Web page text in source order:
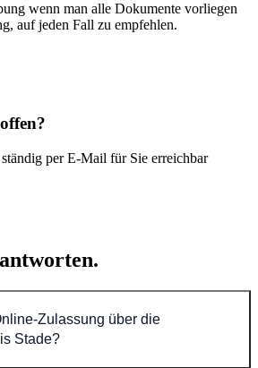
wenn man alle Dokumente vorliegen
auf jeden Fall zu empfehlen.
per E-Mail für Sie erreichbar
Zulassung über die
Stade?